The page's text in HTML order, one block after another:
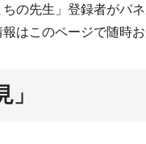
の先生」登録者がパ
はこのページで随時お